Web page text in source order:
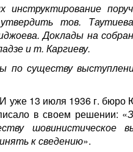
тов.
Доклады на
и т. Каргиеву.
существу
уже 13 июля 1936 г. бюро
в своем решении: «
шовинистическое
к сведению».